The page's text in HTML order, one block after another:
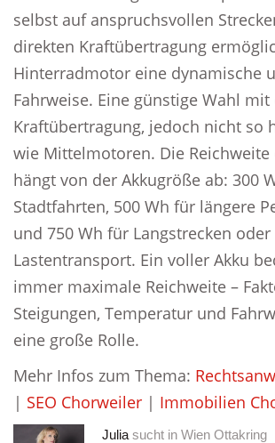
selbst auf anspruchsvollen
direkten Kraftübertragung
Hinterradmotor eine dynamische
Fahrweise. Eine günstige Wahl
Kraftübertragung, jedoch nicht so
wie Mittelmotoren. Die Reichweite
hängt von der Akkugröße ab: 300
Stadtfahrten, 500 Wh für längere
und 750 Wh für Langstrecken oder
Lastentransport. Ein voller Akku
immer maximale Reichweite –
Steigungen, Temperatur und
eine große Rolle.
Mehr Infos zum Thema:
| SEO Chorweiler | Immobilien
Julia sucht in Wien Ottakring